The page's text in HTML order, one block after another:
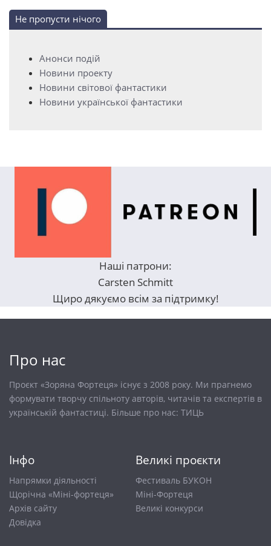
Не пропусти нічого
Анонси подій
Новини проекту
Новини світової фантастики
Новини української фантастики
Наші патрони:
Carsten Schmitt
Щиро дякуємо всім за підтримку!
Про нас
Проєкт «Зоряна Фортеця» існує з 2008 року. Ми прагнемо
формувати творчу спільноту авторів, читачів та експертів в
українській фантастиці. Більше про нас: ТИЦЬ
Інфо
Напрямки діяльності
Щорічна «Міні-фортеця»
Архів сайту
Довiдка
Великі проєкти
Фестиваль БУКОН
Міні-Фортеця
Великі конкурси